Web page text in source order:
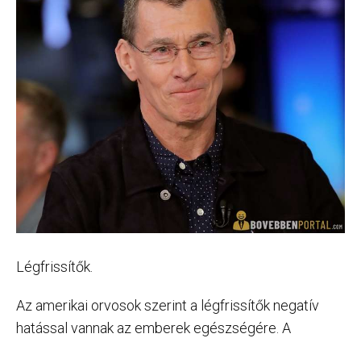
Légfrissítők.
Az amerikai orvosok szerint a légfrissítők negatív
hatással vannak az emberek egészségére. A